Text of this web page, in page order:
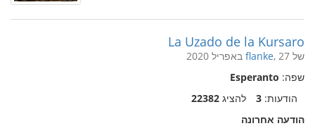
La Uzado de la Kursaro
של flanke, 27 באפריל 2020
שפה: Esperanto
הודעות: 3 להציג 22382
הודעה אחרונה